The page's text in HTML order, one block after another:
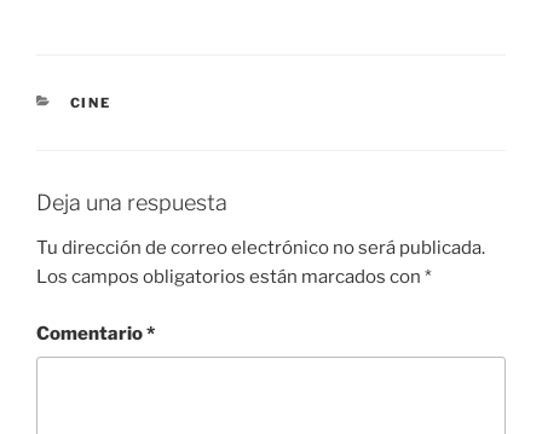
CATEGORÍAS
CINE
Deja una respuesta
Tu dirección de correo electrónico no será publicada.
Los campos obligatorios están marcados con *
Comentario*